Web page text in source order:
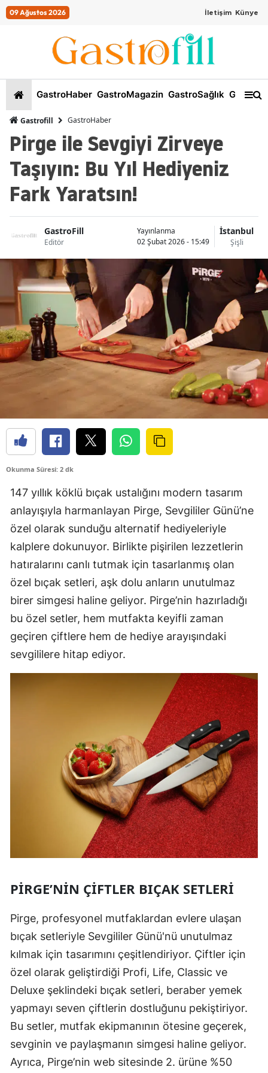
09 Ağustos 2026 İletişim Künye
GastroHaber GastroMagazin GastroSağlık
Gastrofill GastroHaber
Pirge ile Sevgiyi Zirveye
Taşıyın: Bu Yıl Hediyeniz
Fark Yaratsın!
GastroFill
Editör
Yayınlanma
02 Şubat 2026 - 15:49
İstanbul
Şişli
Okunma Süresi: 2 dk
147 yıllık köklü bıçak ustalığını modern tasarım
anlayışıyla harmanlayan Pirge, Sevgililer Günü’ne
özel olarak sunduğu alternatif hediyeleriyle
kalplere dokunuyor. Birlikte pişirilen lezzetlerin
hatıralarını canlı tutmak için tasarlanmış olan
özel bıçak setleri, aşk dolu anların unutulmaz
birer simgesi haline geliyor. Pirge’nin hazırladığı
bu özel setler, hem mutfakta keyifli zaman
geçiren çiftlere hem de hediye arayışındaki
sevgililere hitap ediyor.
PIRGE’NIN ÇIFTLER BIÇAK SETLERI
Pirge, profesyonel mutfaklardan evlere ulaşan
bıçak setleriyle Sevgililer Günü'nü unutulmaz
kılmak için tasarımını çeşitlendiriyor. Çiftler için
özel olarak geliştirdiği Profi, Life, Classic ve
Deluxe şeklindeki bıçak setleri, beraber yemek
yapmayı seven çiftlerin dostluğunu pekiştiriyor.
Bu setler, mutfak ekipmanının ötesine geçerek,
sevginin ve paylaşmanın simgesi haline geliyor.
Ayrıca, Pirge’nin web sitesinde 2. ürüne %50